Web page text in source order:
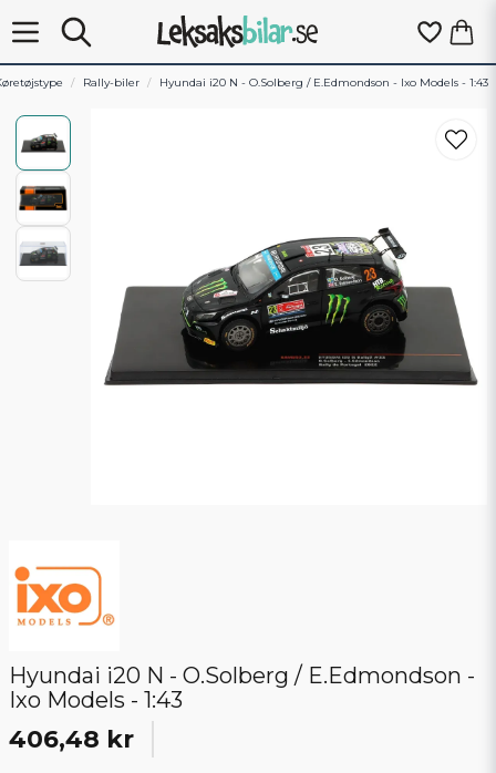
Rally-biler Hyundai i20 N - O.Solberg / E.Edmondson - Ixo Models - 1:43
Hyundai i20 N - O.Solberg / E.Edmondson -
Ixo Models - 1:43
406,48 kr